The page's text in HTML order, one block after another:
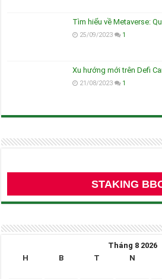
Tìm hiểu về Metaverse:
25/09/2023 1
Xu hướng mới trên Defi
21/08/2023 1
STAKING
Tháng 8 2026
H
B T N